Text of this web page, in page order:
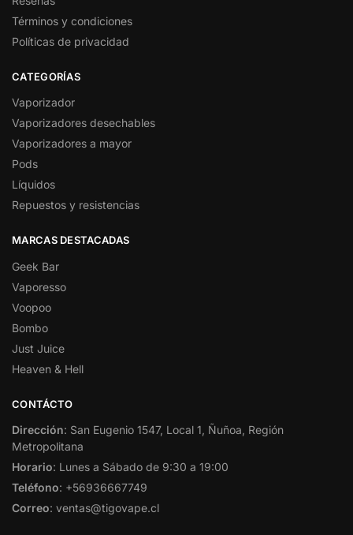
Términos y condiciones
Políticas de privacidad
CATEGORÍAS
Vaporizador
Vaporizadores desechables
Vaporizadores a mayor
Pods
Líquidos
Repuestos y resistencias
MARCAS DESTACADAS
Geek Bar
Vaporesso
Voopoo
Bombo
Just Juice
Heaven & Hell
CONTÁCTO
Dirección: San Eugenio 1547, Local 1, Ñuñoa, Región
Metropolitana
Horario: Lunes a Sábado de 9:30 a 19:00
Teléfono: +56936667749
Correo: ventas@tigovape.cl